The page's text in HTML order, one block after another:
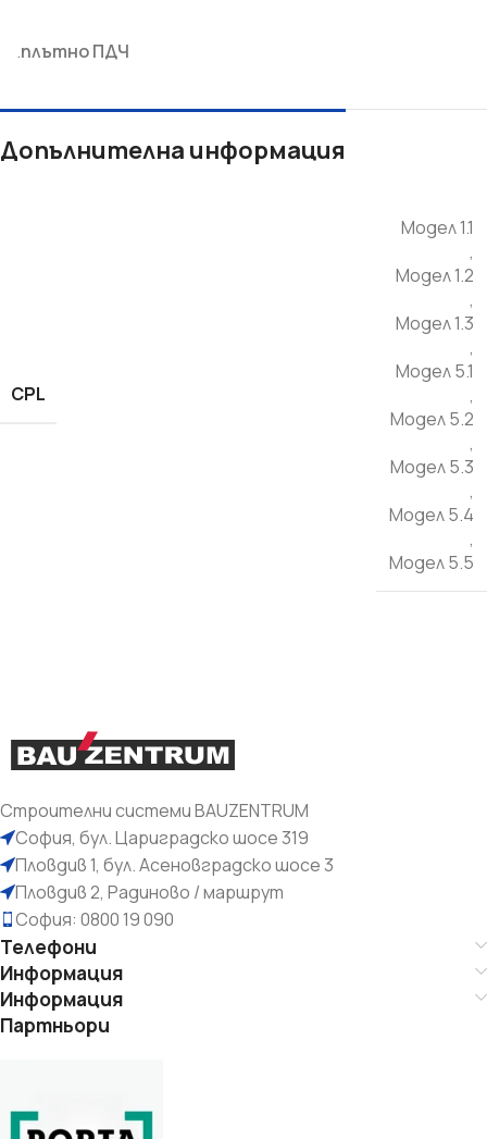
.плътно ПДЧ
Допълнителна информация
CPL
Модел 1.1
,
Модел 1.2
,
Модел 1.3
,
Модел 5.1
,
Модел 5.2
,
Модел 5.3
,
Модел 5.4
,
Модел 5.5
Строителни системи BAUZENTRUM
София, бул. Цариградско шосе 319
Пловдив 1, бул. Асеновградско шосе 3
Пловдив 2, Радиново / маршрут
София: 0800 19 090
Телефони
Информация
Информация
Партньори